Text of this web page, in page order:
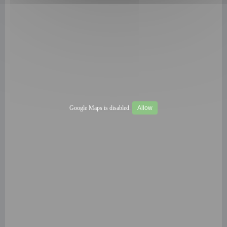
Google Maps is disabled. Allow